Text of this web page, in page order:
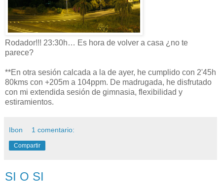
Rodador!!! 23:30h… Es hora de volver a casa ¿no te
parece?
**En otra sesión calcada a la de ayer, he cumplido con 2'45h
80kms con +205m a 104ppm. De madrugada, he disfrutado
con mi extendida sesión de gimnasia, flexibilidad y
estiramientos.
Ibon 1 comentario:
Compartir
SI O SI